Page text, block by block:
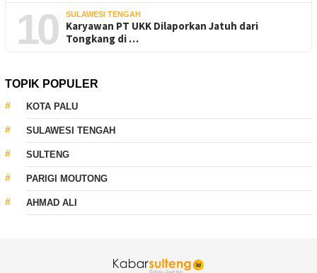
10 SULAWESI TENGAH
Karyawan PT UKK Dilaporkan Jatuh dari
Tongkang di …
TOPIK POPULER
KOTA PALU
SULAWESI TENGAH
SULTENG
PARIGI MOUTONG
AHMAD ALI